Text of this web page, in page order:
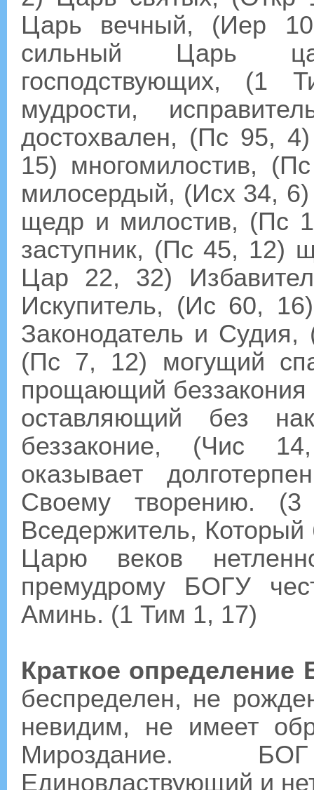
Царь вечный, (Иер
сильный Царь
господствующих, (1
мудрости,
достохвален, (Пс 95,
15) многомилостив,
милосердый, (Исх 34,
щедр и милостив, (Пс
заступник, (Пс 45, 12)
Цар 22, 32)
Искупитель, (Ис 60,
Законодатель и
(Пс 7, 12) могущий
прощающий беззакония
оставляющий без
беззаконие, (Чис
оказывает
Своему творению.
Вседержитель, Который
Царю веков
премудрому БОГУ
Аминь. (1 Тим 1, 17)
Краткое
беспределен, не
невидим, не имеет
Мироздание.
Единовластвующий и